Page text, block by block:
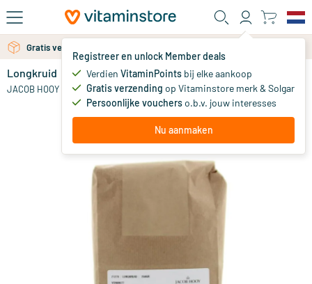
Ga naar de hoofdinhoud
Registreer en unlock Member deals
Verdien VitaminPoints bij elke aankoop
Gratis verzending op Vitaminstore merk & Solgar
Persoonlijke voucherso.b.v. jouw interesses
Nu aanmaken
Gratis verzending vanaf 25 euro
Gratis persoonlijk advies via chat of email
Longkruid
JACOB HOOY